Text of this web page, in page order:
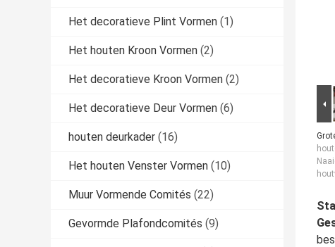
Het decoratieve Plint Vormen (1)
Het houten Kroon Vormen (2)
Het decoratieve Kroon Vormen (2)
Het decoratieve Deur Vormen (6)
houten deurkader (16)
Het houten Venster Vormen (10)
Muur Vormende Comités (22)
Gevormde Plafondcomités (9)